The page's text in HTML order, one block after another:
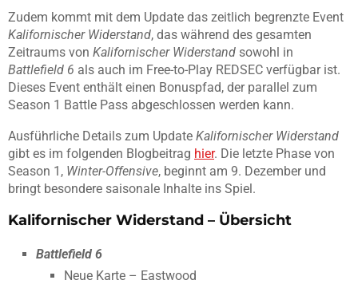
Zudem kommt mit dem Update das zeitlich begrenzte Event
Kalifornischer Widerstand, das während des gesamten
Zeitraums von Kalifornischer Widerstand sowohl in
Battlefield 6 als auch im Free-to-Play REDSEC verfügbar ist.
Dieses Event enthält einen Bonuspfad, der parallel zum
Season 1 Battle Pass abgeschlossen werden kann.
Ausführliche Details zum Update Kalifornischer Widerstand
gibt es im folgenden Blogbeitrag hier. Die letzte Phase von
Season 1, Winter-Offensive, beginnt am 9. Dezember und
bringt besondere saisonale Inhalte ins Spiel.
Kalifornischer Widerstand – Übersicht
Battlefield 6
Neue Karte – Eastwood